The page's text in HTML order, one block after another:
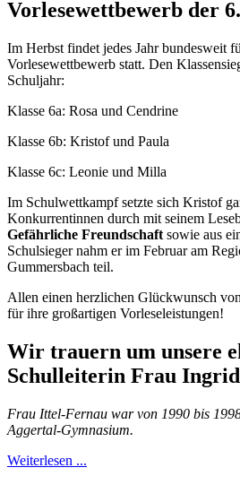
Vorlesewettbewerb der
Im Herbst findet jedes Jahr bundesweit
Vorlesewettbewerb statt. Den
Schuljahr:
Klasse 6a: Rosa und Cendrine
Klasse 6b: Kristof und Paula
Klasse 6c: Leonie und Milla
Im Schulwettkampf setzte sich Kristof
Konkurrentinnen durch mit seinem
Gefährliche Freundschaft sowie aus
Schulsieger nahm er im Februar am
Gummersbach teil.
Allen einen herzlichen Glückwunsch
für ihre großartigen Vorleseleistungen!
Wir trauern um unsere
Schulleiterin Frau
Frau Ittel-Fernau war von 1990 bis
Aggertal-Gymnasium.
Weiterlesen ...